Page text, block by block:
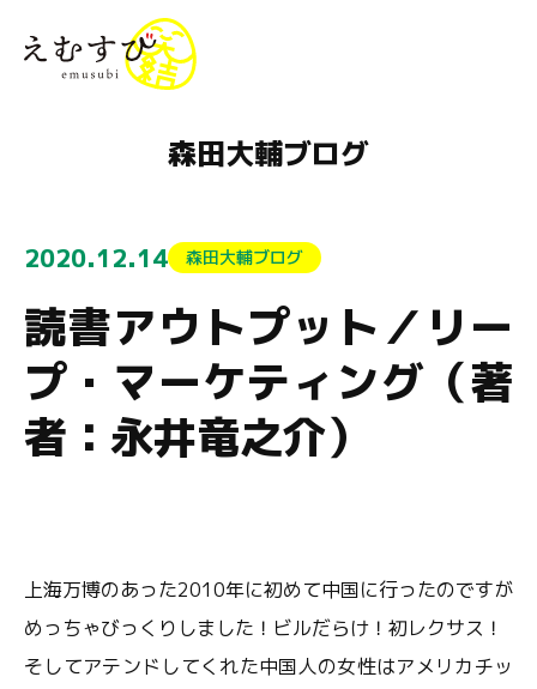
森田大輔ブログ
2020.12.14 森田大輔ブログ
読書アウトプット／リー
プ・マーケティング（著
者：永井竜之介）
上海万博のあった2010年に初めて中国に行ったのですが
めっちゃびっくりしました！ビルだらけ！初レクサス！
そしてアテンドしてくれた中国人の女性はアメリカチッ